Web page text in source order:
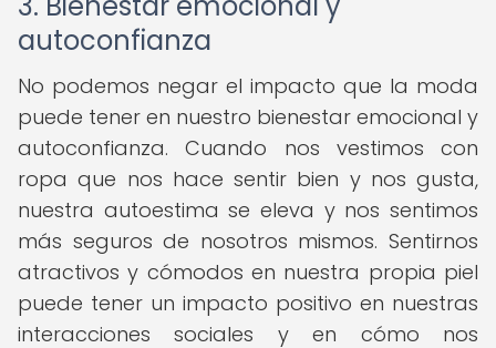
autoconfianza
No podemos negar el impacto que la moda
puede tener en nuestro bienestar emocional y
autoconfianza. Cuando nos vestimos con
ropa que nos hace sentir bien y nos gusta,
nuestra autoestima se eleva y nos sentimos
más seguros de nosotros mismos. Sentirnos
atractivos y cómodos en nuestra propia piel
puede tener un impacto positivo en nuestras
interacciones sociales y en cómo nos